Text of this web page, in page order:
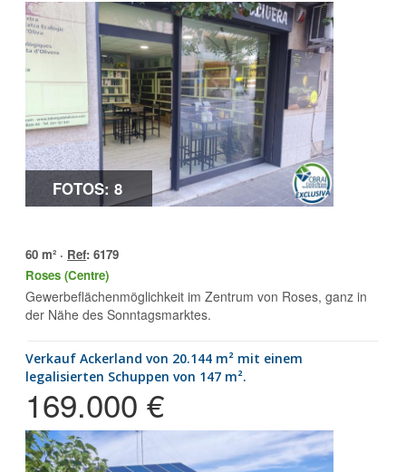
FOTOS: 8
60 m² · Ref: 6179
Roses (Centre)
Gewerbeflächenmöglichkeit im Zentrum von Roses, ganz in
der Nähe des Sonntagsmarktes.
Verkauf Ackerland von 20.144 m² mit einem
legalisierten Schuppen von 147 m².
169.000 €